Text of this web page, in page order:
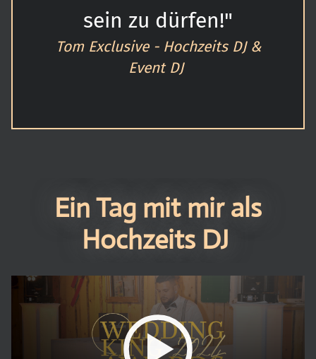
sein zu dürfen!"
Tom Exclusive - Hochzeits DJ &
Event DJ
Ein Tag mit mir als
Hochzeits DJ